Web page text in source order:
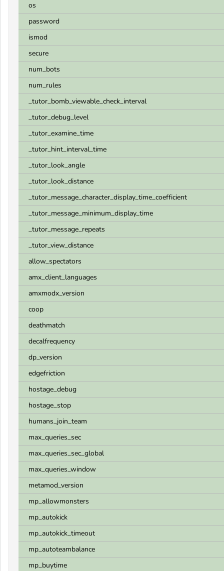
os
password
ismod
secure
num_bots
num_rules
_tutor_bomb_viewable_check_interval
_tutor_debug_level
_tutor_examine_time
_tutor_hint_interval_time
_tutor_look_angle
_tutor_look_distance
_tutor_message_character_display_time_coefficient
_tutor_message_minimum_display_time
_tutor_message_repeats
_tutor_view_distance
allow_spectators
amx_client_languages
amxmodx_version
coop
deathmatch
decalfrequency
dp_version
edgefriction
hostage_debug
hostage_stop
humans_join_team
max_queries_sec
max_queries_sec_global
max_queries_window
metamod_version
mp_allowmonsters
mp_autokick
mp_autokick_timeout
mp_autoteambalance
mp_buytime